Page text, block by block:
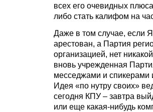
всех его очевидных
либо стать калифом на
Даже в том случае, если
арестован, а Партия
организацией, нет
вновь учрежденная
месседжами и
Идея «по нутру своих»
сегодня КПУ – завтра
или еще какая-нибудь